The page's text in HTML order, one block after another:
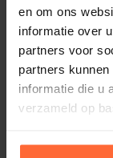
en om ons
informatie over
partners voor
partners
informatie die u
verzameld op